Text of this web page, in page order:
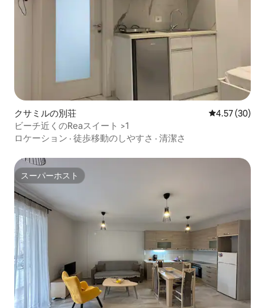
クサミルの別荘 レビュー30
4.57 (30)
ビーチ近くのReaスイート >1
ロケーション · 徒歩移動のしやすさ · 清潔さ
スーパーホスト
スーパーホスト